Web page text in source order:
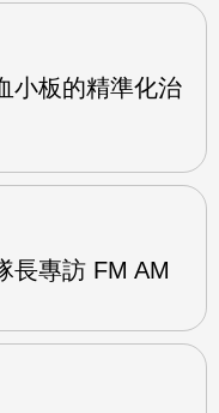
小板的精準化治
長專訪 FM AM